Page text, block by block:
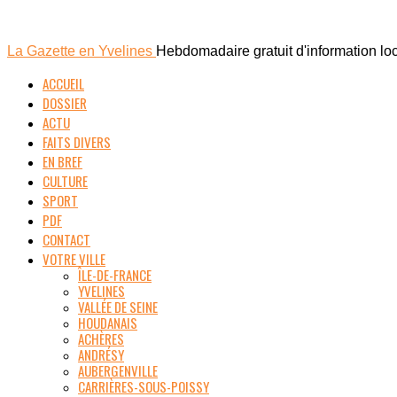
La Gazette en Yvelines Hebdomadaire gratuit d'information
ACCUEIL
DOSSIER
ACTU
FAITS DIVERS
EN BREF
CULTURE
SPORT
PDF
CONTACT
VOTRE VILLE
ÎLE-DE-FRANCE
YVELINES
VALLÉE DE SEINE
HOUDANAIS
ACHÈRES
ANDRÉSY
AUBERGENVILLE
CARRIÈRES-SOUS-POISSY